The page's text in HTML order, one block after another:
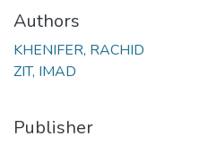
Authors
KHENIFER, RACHID
ZIT, IMAD
Publisher